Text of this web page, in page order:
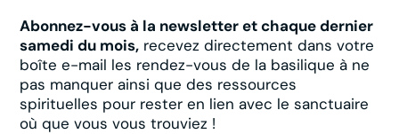
Abonnez-vous à la newsletter et chaque dernier
samedi du mois, recevez directement dans votre
boîte e-mail les rendez-vous de la basilique à ne
pas manquer ainsi que des ressources
spirituelles pour rester en lien avec le sanctuaire
où que vous vous trouviez !